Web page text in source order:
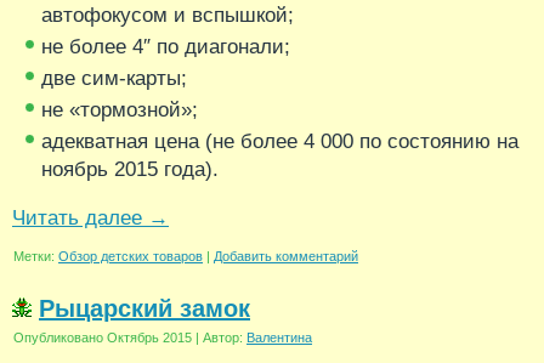
автофокусом и вспышкой;
не более 4″ по диагонали;
две сим-карты;
не «тормозной»;
адекватная цена (не более 4 000 по состоянию на
ноябрь 2015 года).
Читать далее →
Метки: Обзор детских товаров Добавить комментарий
Рыцарский замок
Опубликовано Октябрь 2015 Автор: Валентина